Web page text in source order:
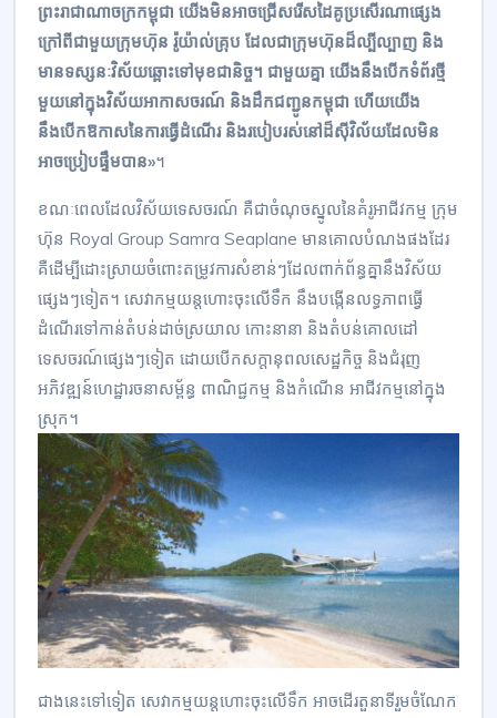
ព្រះរាជាណាចក្រកម្ពុជា យើងមិនអាចជ្រើសរើសដៃគូប្រសើរណាផ្សេង
ក្រៅពីជាមួយក្រុមហ៊ុន រ៉ូយ៉ាល់គ្រុប ដែលជាក្រុមហ៊ុនដ៏ល្បីល្បាញ និង
មានទស្សនៈវិស័យឆ្ពោះទៅមុខជានិច្ច។ ជាមួយគ្នា យើងនឹងបើកទំព័រថ្មី
មួយនៅក្នុងវិស័យអាកាសចរណ៍ និងដឹកជញ្ជូនកម្ពុជា ហើយយើង
នឹងបើកឱកាសនៃការធ្វើដំណើរ និងរបៀបរស់នៅដ៏ស៊ីវិល័យដែលមិន
អាចប្រៀបផ្ទឹមបាន»។
ខណៈពេលដែលវិស័យទេសចរណ៍ គឺជាចំណុចស្នូលនៃគំរូអាជីវកម្ម ក្រុម
ហ៊ុន Royal Group Samra Seaplane មានគោលបំណងផងដែរ
គឺដើម្បីដោះស្រាយចំពោះតម្រូវការសំខាន់ៗដែលពាក់ព័ន្ធគ្នានឹងវិស័យ
ផ្សេងៗទៀត។ សេវាកម្មយន្តហោះចុះលើទឹក នឹងបង្កើនលទ្ធភាពធ្វើ
ដំណើរទៅកាន់តំបន់ដាច់ស្រយាល កោះនានា និងតំបន់គោលដៅ
ទេសចរណ៍ផ្សេងៗទៀត ដោយបើកសក្តានុពលសេដ្ឋកិច្ច និងជំរុញ
អភិវឌ្ឍន៍ហេដ្ឋារចនាសម្ព័ន្ធ ពាណិជ្ជកម្ម និងកំណើន អាជីវកម្មនៅក្នុង
ស្រុក។
ជាងនេះទៅទៀត សេវាកម្មយន្តហោះចុះលើទឹក អាចដើរតួនាទីរួមចំណែក